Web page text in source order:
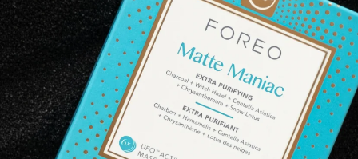
Moje urządzenia
Moje zamówienia
Moje adresy
Moje subskrypcje
FAQ™ Pure Beauty-Tech Elixir
issa™ Teeth Whitening Set
English Deutsch
Español
Français
Italiano
Português
Polski
Svenska
Русский
Türkçe
简体中文 繁體中文